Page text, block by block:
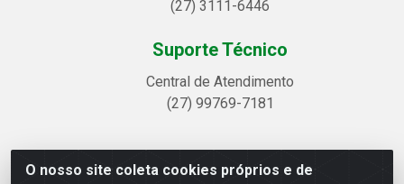
O nosso site coleta cookies próprios e de
(27) 3111-6446
Suporte Técnico
Central de Atendimento
(27) 99769-7181